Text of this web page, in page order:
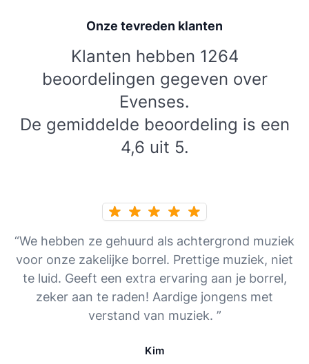
Onze tevreden klanten
Klanten hebben 1264
beoordelingen gegeven over
Evenses.
De gemiddelde beoordeling is een
4,6 uit 5.
“We hebben ze gehuurd als achtergrond muziek
voor onze zakelijke borrel. Prettige muziek, niet
te luid. Geeft een extra ervaring aan je borrel,
zeker aan te raden! Aardige jongens met
verstand van muziek. ”
Kim